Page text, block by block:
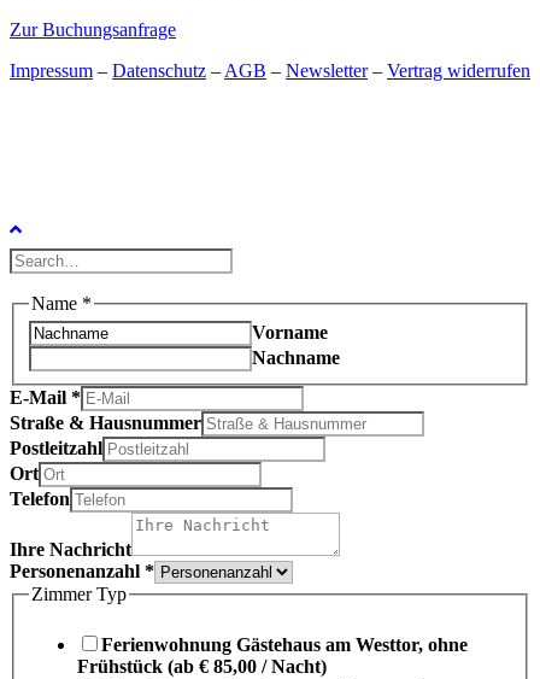
Zur Buchungsanfrage
Impressum – Datenschutz – AGB – Newsletter– Vertrag widerrufen
Name *
Vorname
Nachname
E-Mail *
Straße & Hausnummer
Postleitzahl
Ort
Telefon
Ihre Nachricht
Personenanzahl *
Zimmer Typ
Ferienwohnung Gästehaus am Westtor, ohne
Frühstück (ab € 85,00 / Nacht)